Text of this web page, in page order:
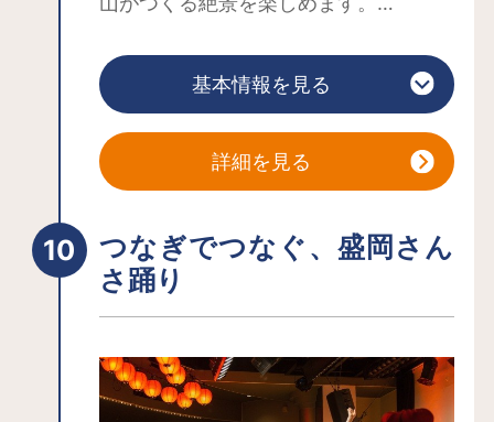
は、11世紀に武将・源義家が愛馬を石に
つないで入浴したことに由来し、つな
ぎ温泉神社にはつなぎ石があります。
「盛岡の奥座敷」として多くの人々に
親しまれてきました。泉質はアルカリ
ルにする美肌の湯として有名です。話
題の天然保湿成分メタケイ酸も含まれ
ているのも注目のポイント！
く、周辺には「小岩井農場」や「盛岡
手作り村」といった観光スポットがあ
基本情報を見る
詳細を見る
つなぎでつなぐ、盛岡さん
さ踊り